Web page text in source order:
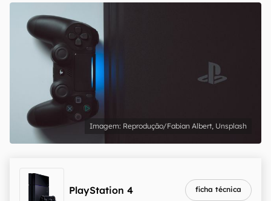
Reprodução/Fabian Albert, Unsplash
PlayStation 4 ficha técnica